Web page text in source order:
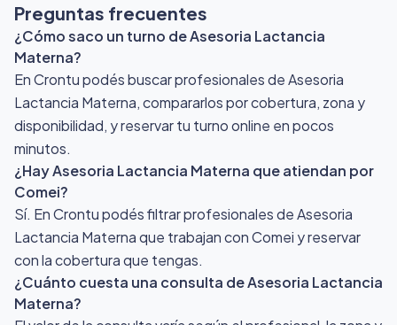
Preguntas frecuentes
¿Cómo saco un turno de Asesoria Lactancia
Materna?
En Crontu podés buscar profesionales de Asesoria
Lactancia Materna, compararlos por cobertura, zona y
disponibilidad, y reservar tu turno online en pocos
minutos.
¿Hay Asesoria Lactancia Materna que atiendan por
Comei?
Sí. En Crontu podés filtrar profesionales de Asesoria
Lactancia Materna que trabajan con Comei y reservar
con la cobertura que tengas.
¿Cuánto cuesta una consulta de Asesoria Lactancia
Materna?